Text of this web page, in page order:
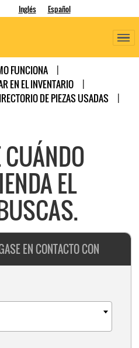
Inglés Español
FUNCIONA
EN EL INVENTARIO
DE PIEZAS USADAS
CUÁNDO
EL
EN CONTACTO CON